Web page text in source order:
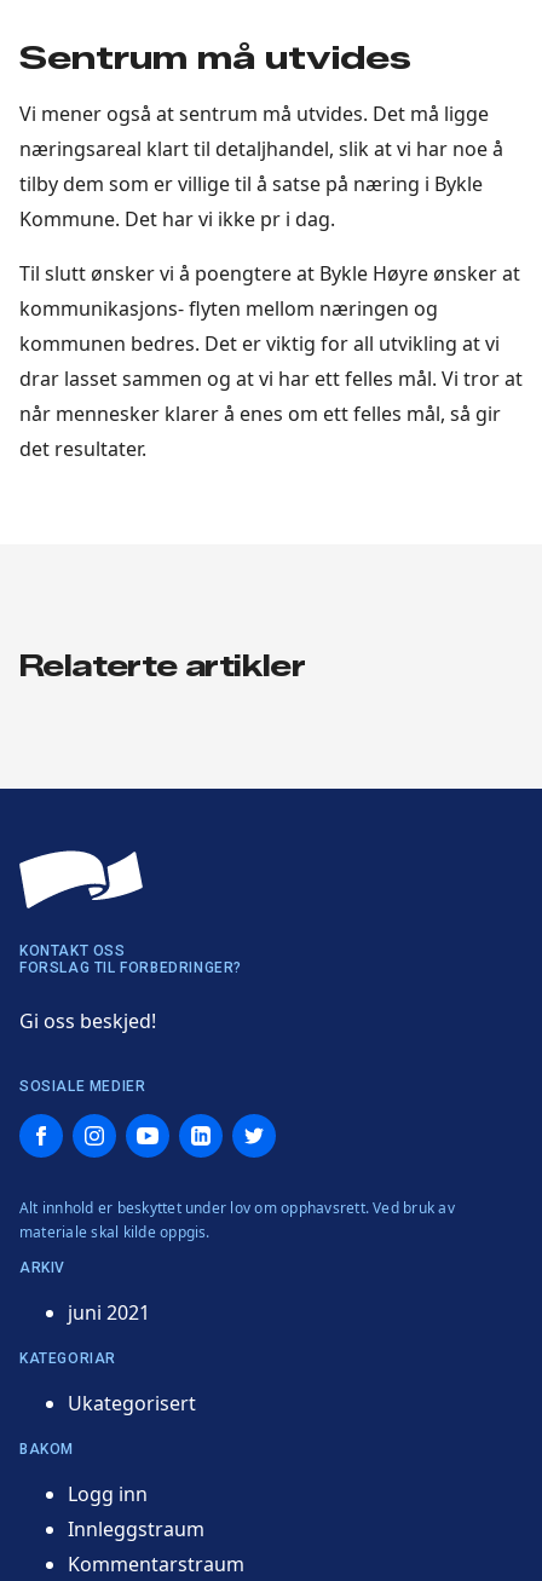
Sentrum må utvides
Vi mener også at sentrum må utvides. Det må ligge
næringsareal klart til detaljhandel, slik at vi har noe å
tilby dem som er villige til å satse på næring i Bykle
Kommune. Det har vi ikke pr i dag.
Til slutt ønsker vi å poengtere at Bykle Høyre ønsker at
kommunikasjons- flyten mellom næringen og
kommunen bedres. Det er viktig for all utvikling at vi
drar lasset sammen og at vi har ett felles mål. Vi tror at
når mennesker klarer å enes om ett felles mål, så gir
det resultater.
Relaterte artikler
KONTAKT OSS
FORSLAG TIL FORBEDRINGER?
Gi oss beskjed!
SOSIALE MEDIER
FacebookInstagramYouTubeLinkedInTwitter
Alt innhold er beskyttet under lov om opphavsrett. Ved bruk av
materiale skal kilde oppgis.
ARKIV
juni 2021
KATEGORIAR
Ukategorisert
BAKOM
Logg inn
Innleggstraum
Kommentarstraum